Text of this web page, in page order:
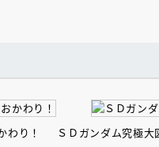
わり！
ＳＤガンダム究極大